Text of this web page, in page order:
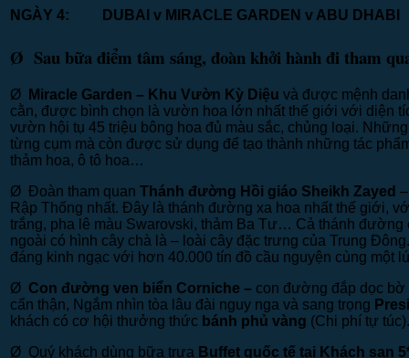
NGÀY 4: DUBAI v MIRACLE GARDEN v ABU
Ø Sau bữa điểm tâm sáng, đoàn khởi hành đi tham
Ø Miracle Garden – Khu Vườn Kỳ Diệu và được mệnh
cằn, được bình chọn là vườn hoa lớn nhất thế giới với diện
vườn hội tụ 45 triệu bông hoa đủ màu sắc, chủng loại.
từng cụm mà còn được sử dụng để tạo thành những tác
thảm hoa, ô tô hoa…
Ø Đoàn tham quan Thánh đường Hồi giáo Sheikh Zayed
Rập Thống nhất. Đây là thánh đường xa hoa nhất thế giới,
trắng, pha lê màu Swarovski, thảm Ba Tư… Cả thánh đường
ngoài có hình cây chà là – loài cây đặc trưng của Trung
đáng kinh ngạc với hơn 40.000 tín đồ cầu nguyện cùng một
Ø Con đường ven biển Corniche – con đường đắp dọc
cẩn thận, Ngắm nhìn tòa lâu đài nguy nga và sang trọng
khách có cơ hội thưởng thức bánh phủ vàng (Chi phí tự túc).
Ø Quý khách dùng bữa trưa Buffet quốc tế tại Khách sạn